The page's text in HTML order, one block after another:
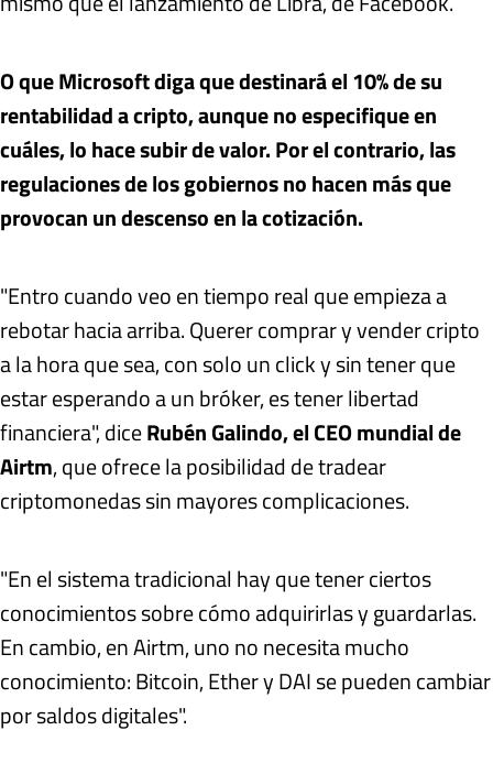
O que Microsoft diga que destinará el 10% de su
rentabilidad a cripto, aunque no especifique en
cuáles, lo hace subir de valor. Por el contrario, las
regulaciones de los gobiernos no hacen más que
provocan un descenso en la cotización.
"Entro cuando veo en tiempo real que empieza a
rebotar hacia arriba. Querer comprar y vender cripto
a la hora que sea, con solo un click y sin tener que
estar esperando a un bróker, es tener libertad
financiera", diceRubén Galindo, el CEO mundial de
Airtm, que ofrece la posibilidad de tradear
criptomonedas sin mayores complicaciones.
"En el sistema tradicional hay que tener ciertos
conocimientos sobre cómo adquirirlas y guardarlas.
En cambio, en Airtm, uno no necesita mucho
conocimiento: Bitcoin, Ether y DAI se pueden cambiar
por saldos digitales".